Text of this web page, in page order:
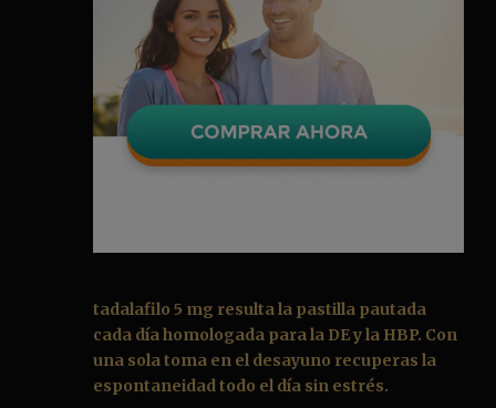
tadalafilo 5 mg resulta la pastilla pautada
cada día homologada para la DE y la HBP. Con
una sola toma en el desayuno recuperas la
espontaneidad todo el día sin estrés.